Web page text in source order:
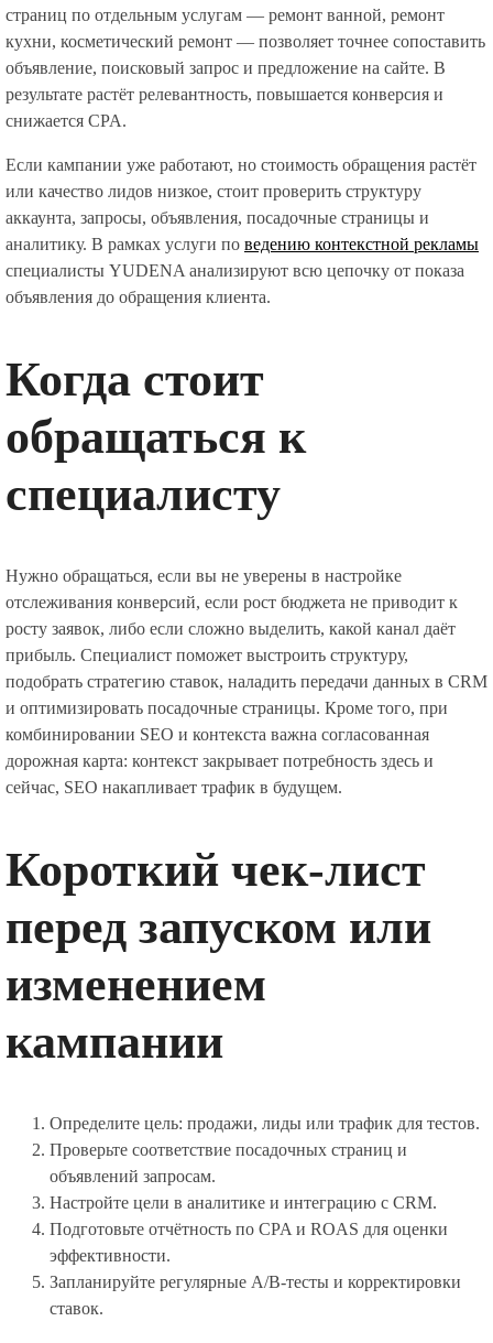
страниц по отдельным услугам — ремонт ванной, ремонт
кухни, косметический ремонт — позволяет точнее сопоставить
объявление, поисковый запрос и предложение на сайте. В
результате растёт релевантность, повышается конверсия и
снижается CPA.
Если кампании уже работают, но стоимость обращения растёт
или качество лидов низкое, стоит проверить структуру
аккаунта, запросы, объявления, посадочные страницы и
аналитику. В рамках услуги по ведению контекстной рекламы
специалисты YUDENA анализируют всю цепочку от показа
объявления до обращения клиента.
Когда стоит
обращаться к
специалисту
Нужно обращаться, если вы не уверены в настройке
отслеживания конверсий, если рост бюджета не приводит к
росту заявок, либо если сложно выделить, какой канал даёт
прибыль. Специалист поможет выстроить структуру,
подобрать стратегию ставок, наладить передачи данных в CRM
и оптимизировать посадочные страницы. Кроме того, при
комбинировании SEO и контекста важна согласованная
дорожная карта: контекст закрывает потребность здесь и
сейчас, SEO накапливает трафик в будущем.
Короткий чек-лист
перед запуском или
изменением
кампании
Определите цель: продажи, лиды или трафик для тестов.
Проверьте соответствие посадочных страниц и
объявлений запросам.
Настройте цели в аналитике и интеграцию с CRM.
Подготовьте отчётность по CPA и ROAS для оценки
эффективности.
Запланируйте регулярные A/B-тесты и корректировки
ставок.